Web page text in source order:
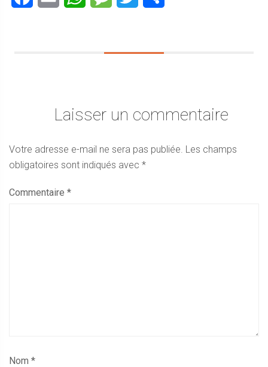
Laisser un commentaire
Votre adresse e-mail ne sera pas publiée. Les champs
obligatoires sont indiqués avec *
Commentaire *
Nom *